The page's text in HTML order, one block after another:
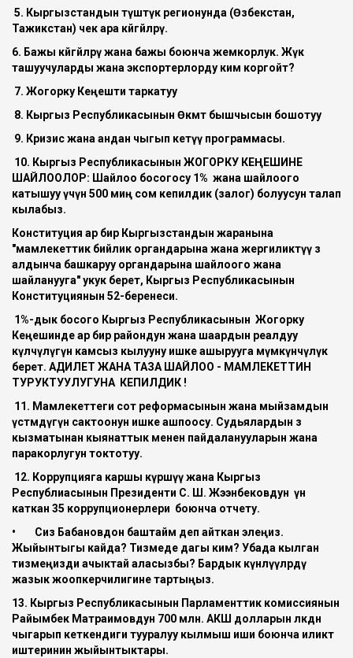
5. Кыргызстандын түштүк регионунда (Өзбекстан,
Тажикстан) чек ара көйгөйлөрү.
6. Бажы көйгөйлөрү жана бажы боюнча жемкорлук. Жүк
ташуучуларды жана экспортерлорду ким коргойт?
7. Жогорку Кеңешти таркатуу
8. Кыргыз Республикасынын Өкмөт бышчысын бошотуу
9. Кризис жана андан чыгып кетүү программасы.
10. Кыргыз Республикасынын ЖОГОРКУ КЕҢЕШИНЕ
ШАЙЛООЛОР: Шайлоо босогосу 1% жана шайлоого
катышуу үчүн 500 миң сом кепилдик (залог) болуусун талап
кылабыз.
Конституция ар бир Кыргызстандын жаранына
"мамлекеттик бийлик органдарына жана жергиликтүү өз
алдынча башкаруу органдарына шайлоого жана
шайланууга" укук берет, Кыргыз Республикасынын
Конституциянын 52-беренеси.
1%-дык босого Кыргыз Республикасынын Жогорку
Кеңешинде ар бир райондун жана шаардын реалдуу
өкүлчүлүгүн камсыз кылууну ишке ашырууга мүмкүнчүлүк
берет. АДИЛЕТ ЖАНА ТАЗА ШАЙЛОО - МАМЛЕКЕТТИН
ТУРУКТУУЛУГУНА КЕПИЛДИК !
11. Мамлекеттеги сот реформасынын жана мыйзамдын
үстөмдүгүн сактоонун ишке ашпоосу. Судьялардын өз
кызматынан кыянаттык менен пайдаланууларын жана
паракорлугун токтотуу.
12. Коррупцияга каршы күрөшүү жана Кыргыз
Республиасынын Президенти С. Ш. Жээнбековдун үн
каткан 35 коррупционерлери боюнча отчету.
• Сиз Бабановдон баштайм деп айткан элеңиз.
Жыйынтыгы кайда? Тизмеде дагы ким? Убада кылган
тизмеңизди ачыктай аласызбы? Бардык күнөөлүүлөрдү
жазык жоопкерчилигине тартыңыз.
13. Кыргыз Республикасынын Парламенттик комиссиянын
Райымбек Матраимовдун 700 млн. АКШ долларын өлкөдөн
чыгарып кеткендиги тууралуу кылмыш иши боюнча иликтөө
иштеринин жыйынтыктары.